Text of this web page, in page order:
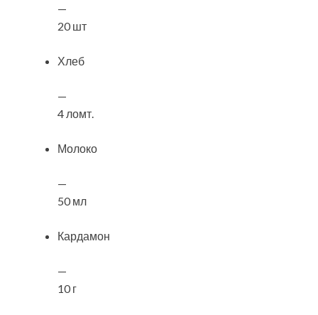
—
20 шт
Хлеб
—
4 ломт.
Молоко
—
50 мл
Кардамон
—
10 г